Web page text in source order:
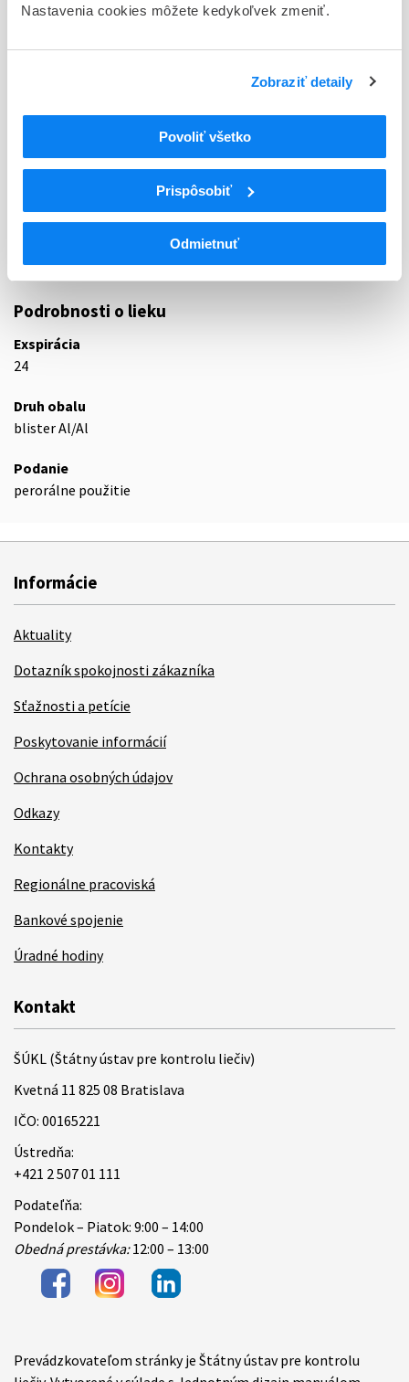
Nastavenia cookies môžete kedykoľvek zmeniť.
Zobraziť detaily
Povoliť všetko
Prispôsobiť
Odmietnuť
Zentiva k.s., Česká republika
24 - ANTIHISTAMINICA, HISTAMIN
ATC
Antihistaminiká na systémové použitie
R06A
Antihistaminiká na systémové použitie
Iné antihistaminiká na systémové použitie
R06AX29
Podrobnosti o lieku
Exspirácia
24
Druh obalu
blister Al/Al
Podanie
perorálne použitie
Informácie
Aktuality
Dotazník spokojnosti zákazníka
Sťažnosti a petície
Poskytovanie informácií
Ochrana osobných údajov
Odkazy
Kontakty
Regionálne pracoviská
Bankové spojenie
Úradné hodiny
Kontakt
ŠÚKL (Štátny ústav pre kontrolu liečiv)
Kvetná 11 825 08 Bratislava
IČO: 00165221
Ústredňa:
+421 2 507 01 111
Podateľňa:
Pondelok – Piatok: 9:00 – 14:00
Obedná prestávka:12:00 – 13:00
Items
Prevádzkovateľom stránky je Štátny ústav pre kontrolu